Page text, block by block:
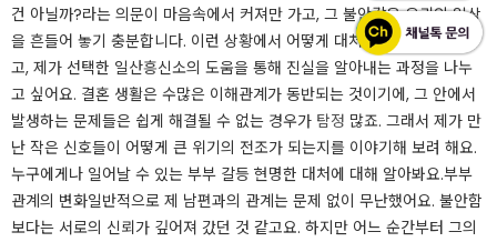
건 아닐까?라는 의문이 마음속에서 커져만 가고, 그 불안감은 우리의 일상
을 흔들어 놓기 충분합니다. 이런 상황에서 어떻게 대처해야 할까 고민했
고, 제가 선택한 일산흥신소의 도움을 통해 진실을 알아내는 과정을 나누
고 싶어요. 결혼 생활은 수많은 이해관계가 동반되는 것이기에, 그 안에서
발생하는 문제들은 쉽게 해결될 수 없는 경우가 탐정 많죠. 그래서 제가 만
난 작은 신호들이 어떻게 큰 위기의 전조가 되는지를 이야기해 보려 해요.
누구에게나 일어날 수 있는 부부 갈등 현명한 대처에 대해 알아봐요.​부부
관계의 변화일반적으로 제 남편과의 관계는 문제 없이 무난했어요. 불안함
보다는 서로의 신뢰가 깊어져 갔던 것 같고요. 하지만 어느 순간부터 그의